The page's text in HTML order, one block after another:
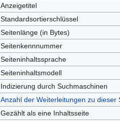
springen
springen
Anzeigetitel
Standardsortierschlüssel
Seitenlänge (in Bytes)
Seitenkennnummer
Seiteninhaltssprache
Seiteninhaltsmodell
Indizierung durch Suchmaschinen
Anzahl der Weiterleitungen zu dieser
Gezählt als eine Inhaltsseite